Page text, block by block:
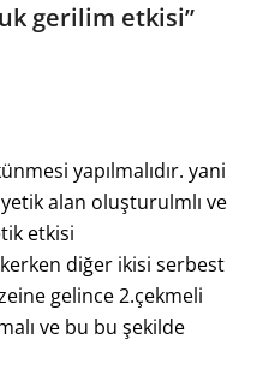
gerilim etkisi”
yapılmalıdır. yani
alan oluşturulmlı ve
etkisi
diğer ikisi serbest
gelince 2.çekmeli
ve bu bu şekilde